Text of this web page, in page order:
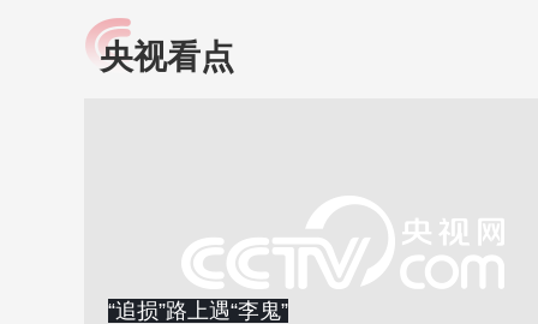
小央视频
知识！
央视看点
“追损”路上遇“李鬼”